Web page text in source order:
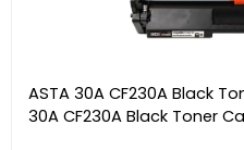
ASTA 30A CF230A Black
30A CF230A Black Toner